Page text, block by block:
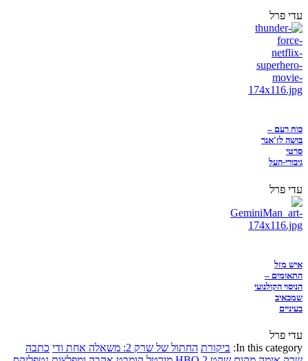
עדי פרל
כוח רעם –
בושה לז'אנר
סרטי
גיבורי-העל
עדי פרל
איש מזל
התאומים –
הניסוי הקולנועי
שמכאיב
בעיניים
עדי פרל
In this category: ביקורת החתול של שרק 2: משאלה אחת ודי
כתבה